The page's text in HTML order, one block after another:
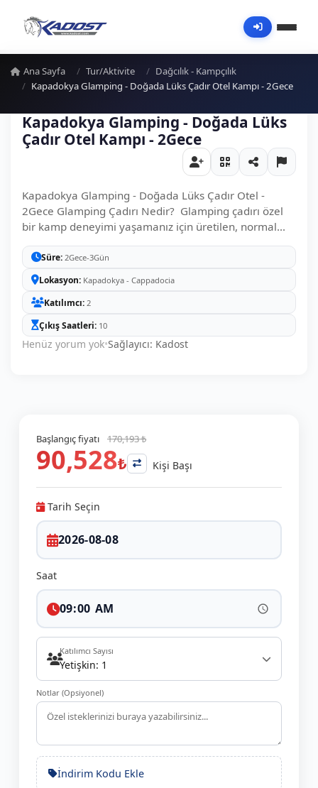
Ana Sayfa Tur/Aktivite
Dağcılık - Kampçılık
Kapadokya Glamping - Doğada Lüks Çadır Otel Kampı - 2Gece
Kapadokya Glamping - Doğada Lüks
Çadır Otel Kampı - 2Gece
Kapadokya Glamping - Doğada Lüks Çadır Otel -
2Gece Glamping Çadırı Nedir? Glamping çadırı özel
bir kamp deneyimi yaşamanız için üretilen, normal...
Süre 2Gece-3Gün
Lokasyon Kapadokya - Cappadocia
Katılımcı 2
Çıkış Saatleri 10
Henüz yorum yok•Sağlayıcı: Kadost
Başlangıç fiyatı 170,193 ₺
90,528₺ Kişi Başı
Tarih Seçin
Saat
Katılımcı Sayısı
Yetişkin: 1
Notlar (Opsiyonel)
İndirim Kodu Ekle